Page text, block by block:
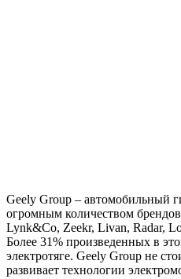
Geely Group – автомобильный
огромным количеством
Lynk&Co, Zeekr, Livan, Radar,
Более 31% произведенных в
электротяге. Geely Group не
развивает технологии